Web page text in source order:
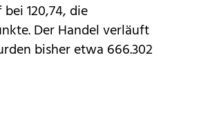
bei 120,74, die
Der Handel verläuft
bisher etwa 666.302